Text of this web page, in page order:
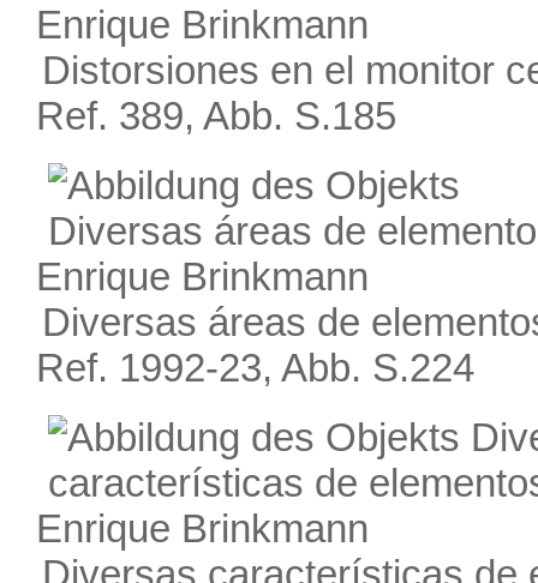
Enrique Brinkmann
Distorsiones en el monitor
Ref. 389, Abb. S.185
Enrique Brinkmann
Diversas áreas de
Ref. 1992-23, Abb. S.224
Enrique Brinkmann
Diversas características de